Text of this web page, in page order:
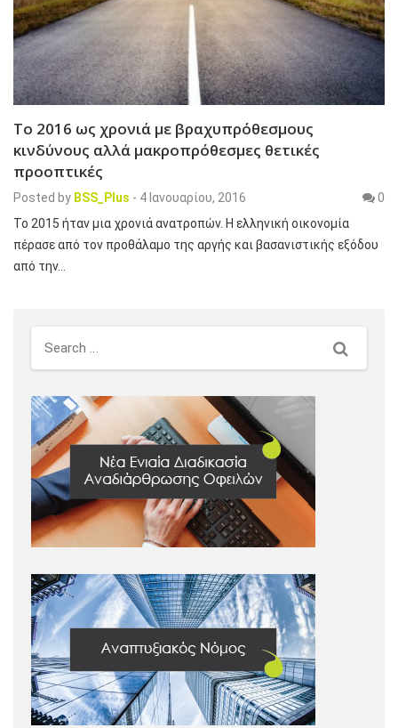
Το 2016 ως χρονιά με βραχυπρόθεσμους
κινδύνους αλλά μακροπρόθεσμες θετικές
προοπτικές
Posted by BSS_Plus - 4 Ιανουαρίου, 2016
0
To 2015 ήταν μια χρονιά ανατροπών. Η ελληνική οικονομία
πέρασε από τον προθάλαμο της αργής και βασανιστικής εξόδου
από την…
Search